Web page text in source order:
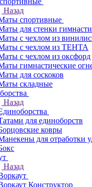
Назад
спортивные
для стенки
с чехлом из
с чехлом из ТЕНТА
с чехлом из оксфорд
гимнастические
для соскоков
складные
Назад
для единоборств
ковры
для отработки
Назад
Конструктор